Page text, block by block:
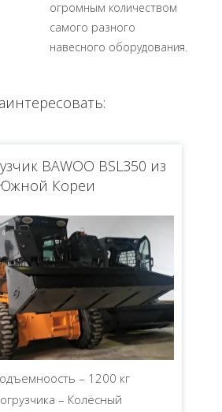
огромным количеством
самого разного
навесного оборудования.
BAWOO BSL350 из
Кореи
– 1200 кг
– Колёсный